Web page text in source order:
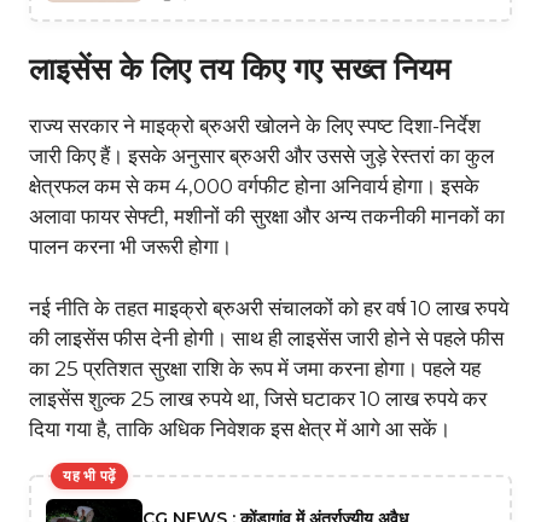
लाइसेंस के लिए तय किए गए सख्त नियम
राज्य सरकार ने माइक्रो ब्रुअरी खोलने के लिए स्पष्ट दिशा-निर्देश
जारी किए हैं। इसके अनुसार ब्रुअरी और उससे जुड़े रेस्तरां का कुल
क्षेत्रफल कम से कम 4,000 वर्गफीट होना अनिवार्य होगा। इसके
अलावा फायर सेफ्टी, मशीनों की सुरक्षा और अन्य तकनीकी मानकों का
पालन करना भी जरूरी होगा।
नई नीति के तहत माइक्रो ब्रुअरी संचालकों को हर वर्ष 10 लाख रुपये
की लाइसेंस फीस देनी होगी। साथ ही लाइसेंस जारी होने से पहले फीस
का 25 प्रतिशत सुरक्षा राशि के रूप में जमा करना होगा। पहले यह
लाइसेंस शुल्क 25 लाख रुपये था, जिसे घटाकर 10 लाख रुपये कर
दिया गया है, ताकि अधिक निवेशक इस क्षेत्र में आगे आ सकें।
यह भी पढ़ें